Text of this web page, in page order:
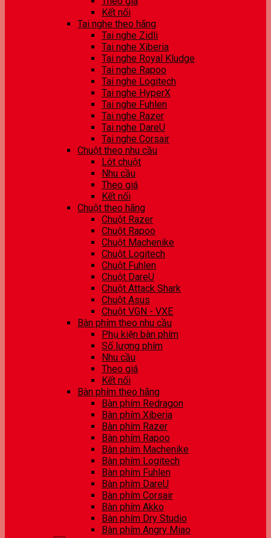
Kết nối
Tai nghe theo hãng
Tai nghe Zidli
Tai nghe Xiberia
Tai nghe Royal Kludge
Tai nghe Rapoo
Tai nghe Logitech
Tai nghe HyperX
Tai nghe Fuhlen
Tai nghe Razer
Tai nghe DareU
Tai nghe Corsair
Chuột theo nhu cầu
Lót chuột
Nhu cầu
Theo giá
Kết nối
Chuột theo hãng
Chuột Razer
Chuột Rapoo
Chuột Machenike
Chuột Logitech
Chuột Fuhlen
Chuột DareU
Chuột Attack Shark
Chuột Asus
Chuột VGN - VXE
Bàn phím theo nhu cầu
Phụ kiện bàn phím
Số lượng phím
Nhu cầu
Theo giá
Kết nối
Bàn phím theo hãng
Bàn phím Redragon
Bàn phím Xiberia
Bàn phím Razer
Bàn phím Rapoo
Bàn phím Machenike
Bàn phím Logitech
Bàn phím Fuhlen
Bàn phím DareU
Bàn phím Corsair
Bàn phím Akko
Bàn phím Dry Studio
Bàn phím Angry Miao